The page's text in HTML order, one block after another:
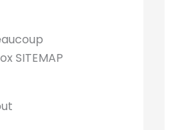
SITEMAP